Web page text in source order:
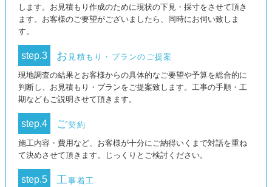
します。お見積もり作成のために現状の下見・採寸をさせて頂き
ます。お客様のご要望がございましたら、同時にお伺い致しま
す。
step.3 お 見積もり・プランのご提案
現地調査の結果とお客様からの具体的なご要望や予算を総合的に
判断し、お見積もり・プランをご提案致します。工事の手順・工
期などもご説明させて頂きます。
step.4 ご契約
施工内容・費用など、お客様が十分にご納得いくまで対話を重ね
て決めさせて頂きます。じっくりとご検討ください。
step.5 工事着工